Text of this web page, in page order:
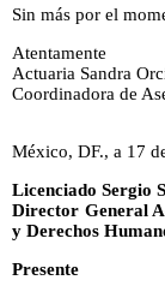
Sin más por el
Atentamente
Actuaria Sandra
Coordinadora de
México, DF., a 17
Licenciado Sergio
Director General
y Derechos
Presente